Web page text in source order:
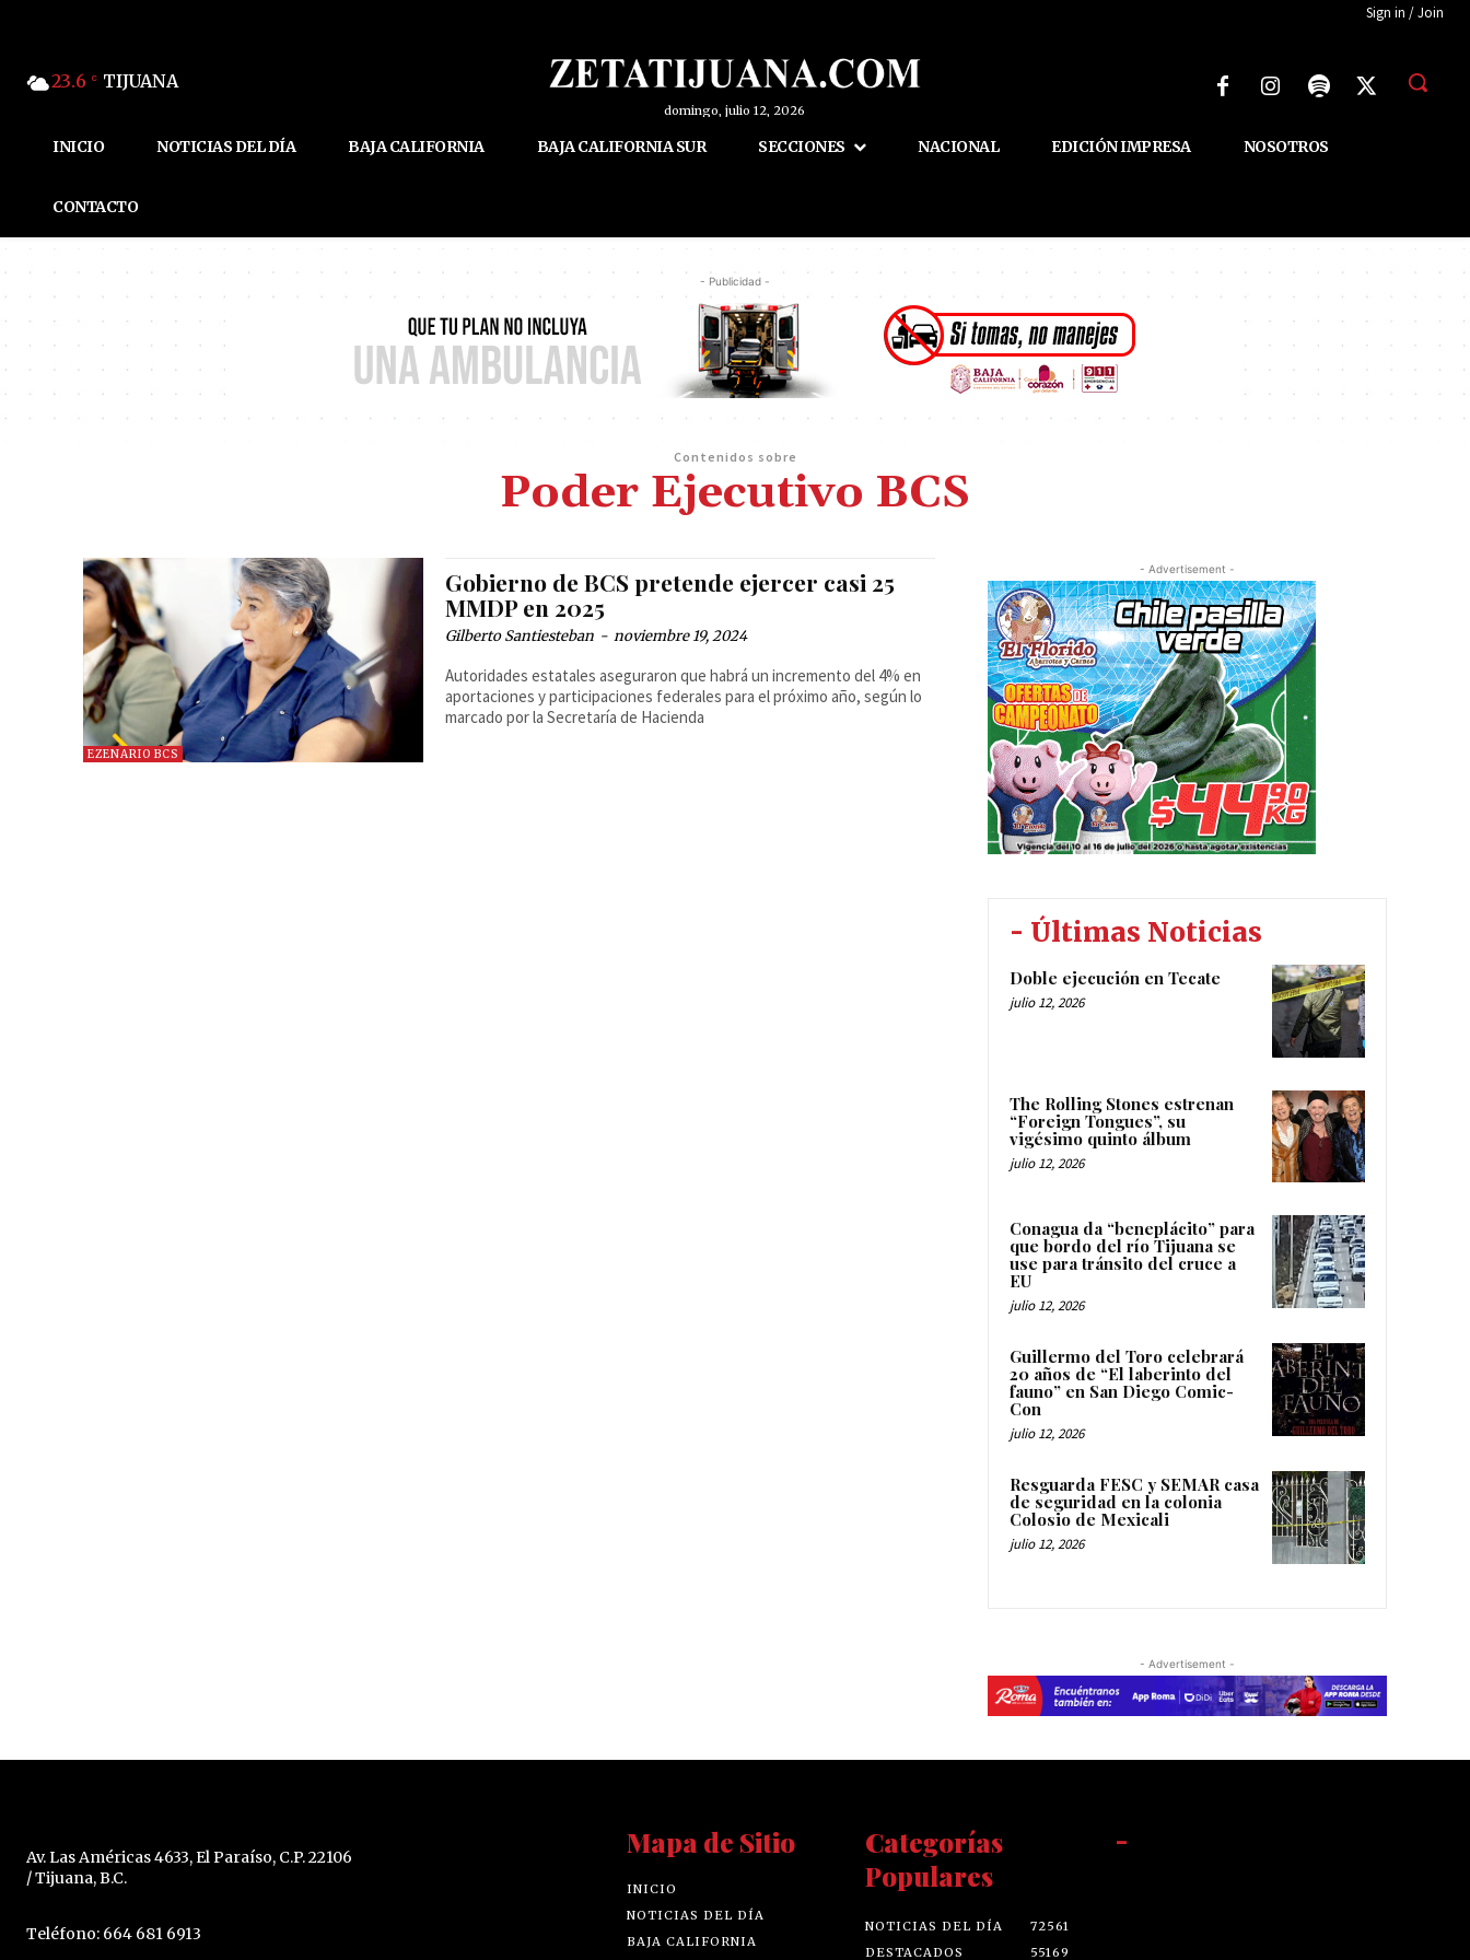
Sign in / Join
23.6 C TIJUANA
domingo, julio 12, 2026
INICIO NOTICIAS DEL DÍA BAJA CALIFORNIA BAJA CALIFORNIA SUR SECCIONES NACIONAL EDICIÓN IMPRESA NOSOTROS
CONTACTO
- Publicidad -
Contenidos sobre
Poder Ejecutivo BCS
EZENARIO BCS
Gobierno de BCS pretende ejercer casi 25
MMDP en 2025
Gilberto Santiesteban - noviembre 19, 2024
Autoridades estatales aseguraron que habrá un incremento del 4% en
aportaciones y participaciones federales para el próximo año, según lo
marcado por la Secretaría de Hacienda
- Advertisement -
- Últimas Noticias
Doble ejecución en Tecate
julio 12, 2026
The Rolling Stones estrenan
“Foreign Tongues”, su
vigésimo quinto álbum
julio 12, 2026
Conagua da “beneplácito” para
que bordo del río Tijuana se
use para tránsito del cruce a
EU
julio 12, 2026
Guillermo del Toro celebrará
20 años de “El laberinto del
fauno” en San Diego Comic-
Con
julio 12, 2026
Resguarda FESC y SEMAR casa
de seguridad en la colonia
Colosio de Mexicali
julio 12, 2026
- Advertisement -
Av. Las Américas 4633, El Paraíso, C.P. 22106
/ Tijuana, B.C.
Teléfono: 664 681 6913
Mapa de Sitio
INICIO
NOTICIAS DEL DÍA
BAJA CALIFORNIA
Categorías
Populares
NOTICIAS DEL DÍA
72561
DESTACADOS
55169
-